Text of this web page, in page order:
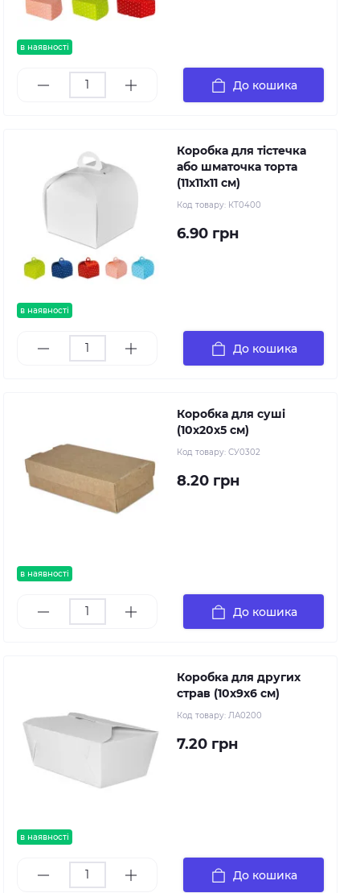
в наявності
До кошика
в наявності
Коробка для тістечка
або шматочка торта
(11х11х11 см)
Код товару: КТ0400
6.90 грн
До кошика
в наявності
Коробка для суші
(10х20х5 см)
Код товару: СУ0302
8.20 грн
До кошика
в наявності
Коробка для других
страв (10х9х6 см)
Код товару: ЛА0200
7.20 грн
До кошика